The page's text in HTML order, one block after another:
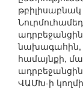
նախագահին,
համայնքի,
ՎԱՄԽ-ի